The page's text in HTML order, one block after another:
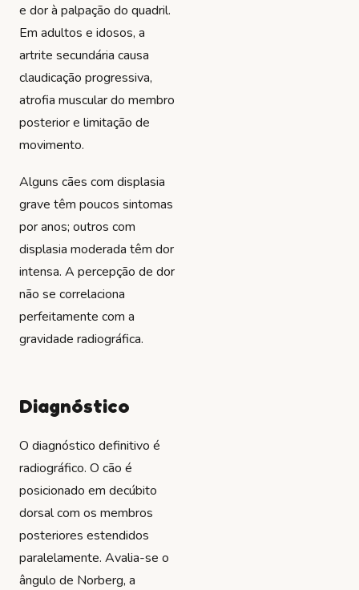
e dor à palpação do quadril.
Em adultos e idosos, a
artrite secundária causa
claudicação progressiva,
atrofia muscular do membro
posterior e limitação de
movimento.
Alguns cães com displasia
grave têm poucos sintomas
por anos; outros com
displasia moderada têm dor
intensa. A percepção de dor
não se correlaciona
perfeitamente com a
gravidade radiográfica.
Diagnóstico
O diagnóstico definitivo é
radiográfico. O cão é
posicionado em decúbito
dorsal com os membros
posteriores estendidos
paralelamente. Avalia-se o
ângulo de Norberg, a